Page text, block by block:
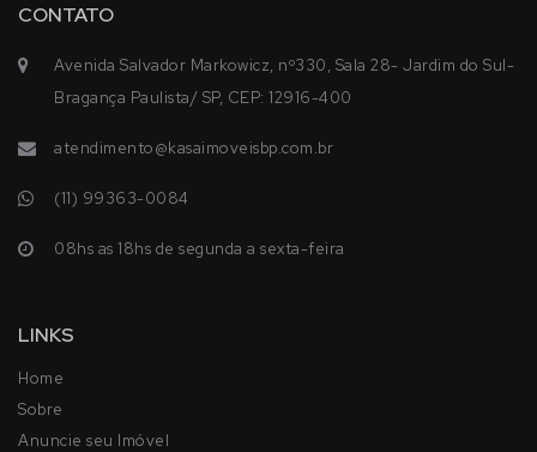
CONTATO
Avenida Salvador Markowicz, nº330, Sala 28- Jardim do Sul-
Bragança Paulista/ SP, CEP: 12916-400
atendimento@kasaimoveisbp.com.br
(11) 99363-0084
08hs as 18hs de segunda a sexta-feira
LINKS
Home
Sobre
Anuncie seu Imóvel